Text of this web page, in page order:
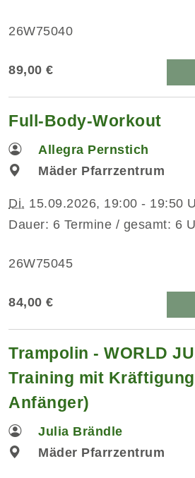
26W75040
89,00 €
Full-Body-Workout
Allegra Pernstich
Mäder Pfarrzentrum
Di. 15.09.2026, 19:00 - 19:50
Dauer: 6 Termine / gesamt: 6
26W75045
84,00 €
Trampolin - WORLD
Training mit
Anfänger)
Julia Brändle
Mäder Pfarrzentrum